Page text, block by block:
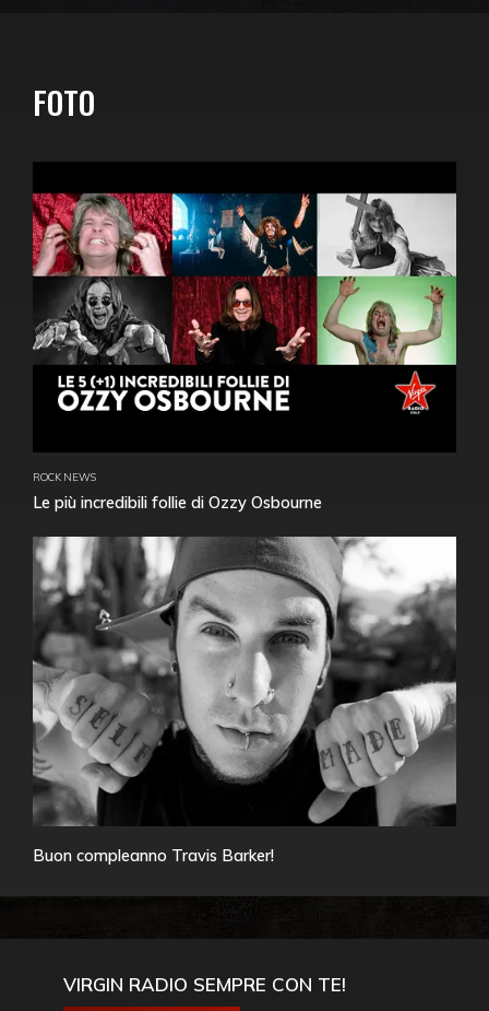
FOTO
ROCK NEWS
Le più incredibili follie di Ozzy Osbourne
Buon compleanno Travis Barker!
VIRGIN RADIO SEMPRE CON TE!